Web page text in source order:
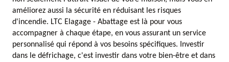
améliorez aussi la sécurité en réduisant les risques
d'incendie. LTC Elagage - Abattage est là pour vous
accompagner à chaque étape, en vous assurant un service
personnalisé qui répond à vos besoins spécifiques. Investir
dans le défrichage, c'est investir dans votre bien-être et dans